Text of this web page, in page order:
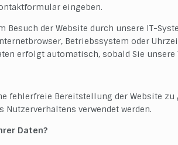
eingeben.
Besuch der Website durch unsere IT-
Betriebssystem oder
erfolgt automatisch, sobald Sie unsere
fehlerfreie Bereitstellung der Website zu
verwendet werden.
Daten?